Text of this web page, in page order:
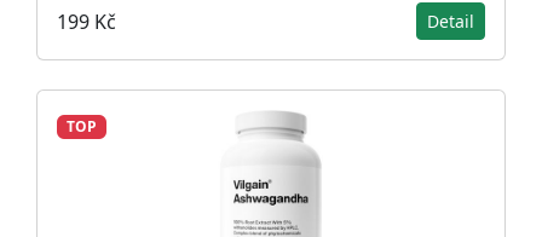
199 Kč Detail
TOP